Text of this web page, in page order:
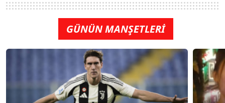
GÜNÜN MANŞETLERİ